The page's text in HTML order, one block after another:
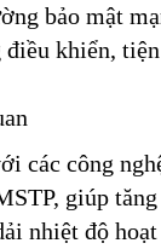
bảo mật
khiển,
các công
giúp
nhiệt độ